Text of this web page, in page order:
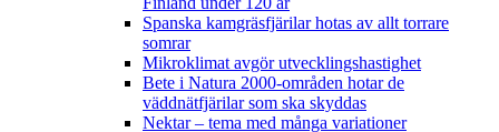
Spanska kamgräsfjärilar hotas av allt torrare
somrar
Mikroklimat avgör utvecklingshastighet
Bete i Natura 2000-områden hotar de
väddnätfjärilar som ska skyddas
Nektar – tema med många variationer